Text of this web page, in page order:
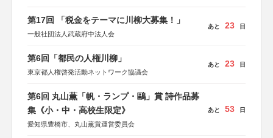
第17回 「税金をテーマに川柳大募集！」
一般社団法人武蔵府中法人会
あと 23 日
第6回「都民の人権川柳」
東京都人権啓発活動ネットワーク協議会
あと 23 日
第6回 丸山薫「帆・ランプ・鷗」賞 詩作品募
集《小・中・高校生限定》
愛知県豊橋市、丸山薫賞運営委員会
あと 53 日